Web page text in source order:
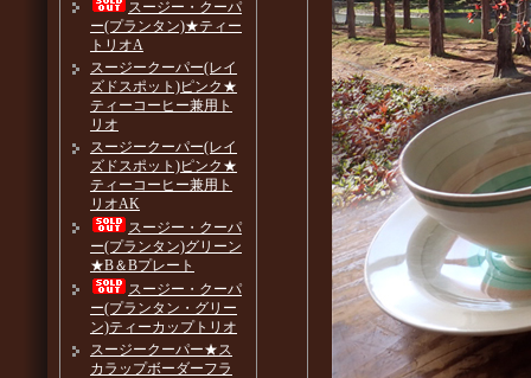
スージー・クーパ
ー(プランタン)★ティー
トリオA
スージークーパー(レイ
ズドスポット)ピンク★
ティーコーヒー兼用ト
リオ
スージークーパー(レイ
ズドスポット)ピンク★
ティーコーヒー兼用ト
リオAK
スージー・クーパ
ー(プランタン)グリーン
★B＆Bプレート
スージー・クーパ
ー(プランタン・グリー
ン)ティーカップトリオ
スージークーパー★ス
カラップボーダーフラ